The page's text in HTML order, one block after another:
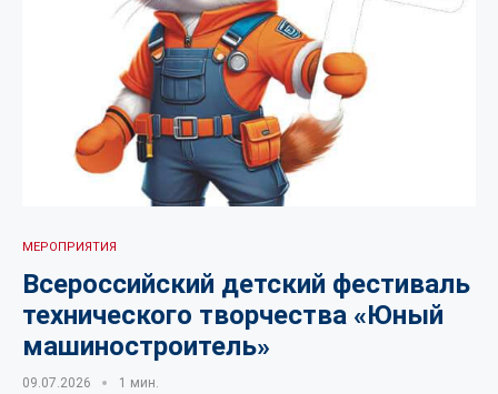
МЕРОПРИЯТИЯ
Всероссийский детский фестиваль
технического творчества «Юный
машиностроитель»
09.07.2026 1 мин.